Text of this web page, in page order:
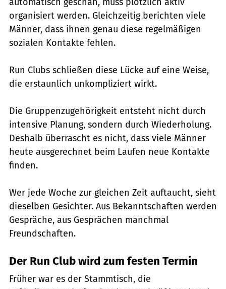
organisiert werden. Gleichzeitig berichten viele
Männer, dass ihnen genau diese regelmäßigen
sozialen Kontakte fehlen.
Run Clubs schließen diese Lücke auf eine Weise,
die erstaunlich unkompliziert wirkt.
Die Gruppenzugehörigkeit entsteht nicht durch
intensive Planung, sondern durch Wiederholung.
Deshalb überrascht es nicht, dass viele Männer
heute ausgerechnet beim Laufen neue Kontakte
finden.
Wer jede Woche zur gleichen Zeit auftaucht, sieht
dieselben Gesichter. Aus Bekanntschaften werden
Gespräche, aus Gesprächen manchmal
Freundschaften.
Der Run Club wird zum festen Termin
Früher war es der Stammtisch, die